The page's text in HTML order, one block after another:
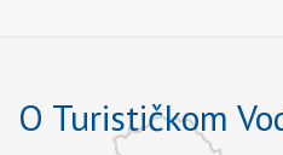
O Turističkom